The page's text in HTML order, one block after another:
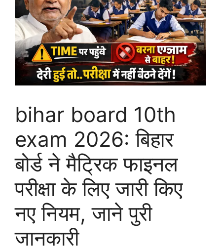
bihar board 10th
exam 2026: बिहार
बोर्ड ने मैट्रिक फाइनल
परीक्षा के लिए जारी किए
नए नियम, जाने पुरी
जानकारी